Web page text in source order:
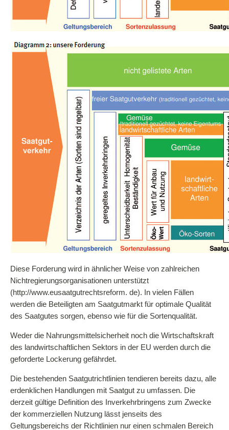
Diese Forderung wird in ähnlicher Weise von zahlreichen
Nichtregierungsorganisationen unterstützt
(http://www.eusaatgutrechtsreform. de). In vielen Fällen
werden die Beteiligten am Saatgutmarkt für optimale Qualität
des Saatgutes sorgen, ebenso wie für die Sortenqualität.
Weder die Nahrungsmittelsicherheit noch die Wirtschaftskraft
des landwirtschaftlichen Sektors in der EU werden durch die
geforderte Lockerung gefährdet.
Die bestehenden Saatgutrichtlinien tendieren bereits dazu, alle
erdenklichen Handlungen mit Saatgut zu umfassen. Die
derzeit gültige Definition des Inverkehrbringens zum Zwecke
der kommerziellen Nutzung lässt jenseits des
Geltungsbereichs der Richtlinien nur einen schmalen Bereich